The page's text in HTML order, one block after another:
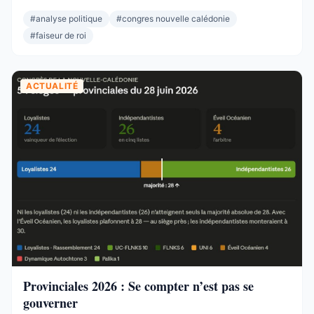
personne n’a la majorité, c’est lui qui décide. Il avait fait
élire Wamytan. Il avait fait présider Backès. Il ...
#analyse politique #congres nouvelle calédonie
#faiseur de roi
ACTUALITÉ
Provinciales 2026 : Se compter n’est pas se
gouverner